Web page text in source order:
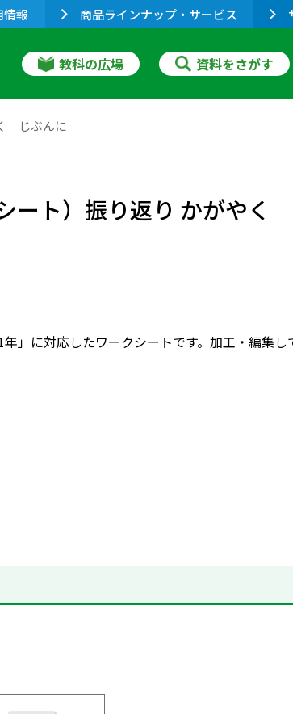
情報 商品ラインナップ・サービス
教科の広場 資料をさがす
じぶんに
ート）振り返り かがや
」に対応したワークシートです。加工・編集し